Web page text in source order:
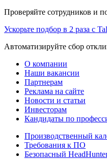
Проверяйте сотрудников и
Ускорьте подбор в 2 раза с
Автоматизируйте сбор
О компании
Наши вакансии
Партнерам
Реклама на сайте
Новости и статьи
Инвесторам
Кандидаты по
Производственный
Требования к ПО
Безопасный